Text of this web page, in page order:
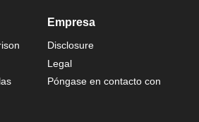
Empresa
Disclosure
Legal
Póngase en contacto con